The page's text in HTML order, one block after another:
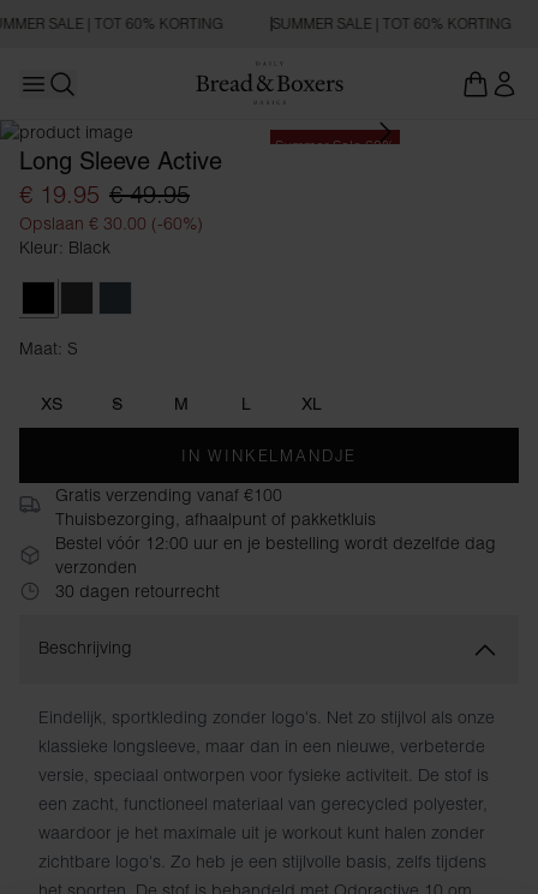
SALE | TOT 60% KORTING SUMMER SALE | TOT 60% KORTING
Open main menu
Summer Sale 60%
Long Sleeve Active
€ 19.95 € 49.95
Opslaan € 30.00 (-60%)
Kleur: Black
Maat: S
XS S M L XL
IN WINKELMANDJE
Gratis verzending vanaf €100
Thuisbezorging, afhaalpunt of pakketkluis
Bestel vóór 12:00 uur en je bestelling wordt dezelfde dag
verzonden
30 dagen retourrecht
Beschrijving
Eindelijk, sportkleding zonder logo's. Net zo stijlvol als onze
klassieke longsleeve, maar dan in een nieuwe, verbeterde
versie, speciaal ontworpen voor fysieke activiteit. De stof is
een zacht, functioneel materiaal van gerecycled polyester,
waardoor je het maximale uit je workout kunt halen zonder
zichtbare logo's. Zo heb je een stijlvolle basis, zelfs tijdens